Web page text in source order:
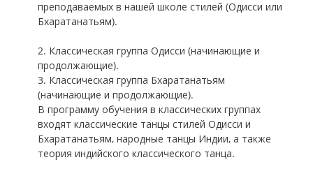
преподаваемых в нашей школе стилей (Одисси или
Бхаратанатьям).
2. Классическая группа Одисси (начинающие и
продолжающие).
3. Классическая группа Бхаратанатьям
(начинающие и продолжающие).
В программу обучения в классических группах
входят классические танцы стилей Одисси и
Бхаратанатьям, народные танцы Индии, а также
теория индийского классического танца.